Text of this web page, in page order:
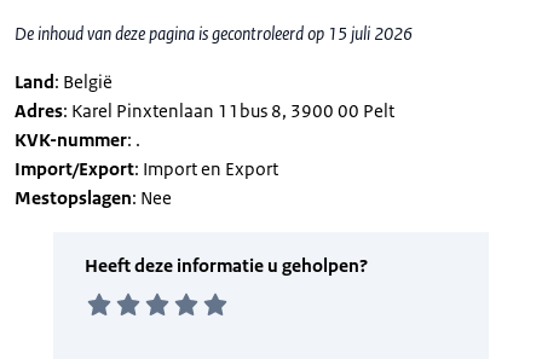
De inhoud van deze pagina is gecontroleerd op 15 juli 2026
Land: België
Adres: Karel Pinxtenlaan 11bus 8, 3900 00 Pelt
KVK-nummer: .
Import/Export: Import en Export
Mestopslagen: Nee